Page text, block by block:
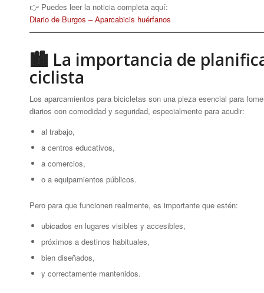
👉 Puedes leer la noticia completa aquí:
Diario de Burgos – Aparcabicis huérfanos
🏙 La importancia de
ciclista
Los aparcamientos para bicicletas son una pieza esencial para
diarios con comodidad y seguridad, especialmente para acudir:
al trabajo,
a centros educativos,
a comercios,
o a equipamientos públicos.
Pero para que funcionen realmente, es importante que estén:
ubicados en lugares visibles y accesibles,
próximos a destinos habituales,
bien diseñados,
y correctamente mantenidos.